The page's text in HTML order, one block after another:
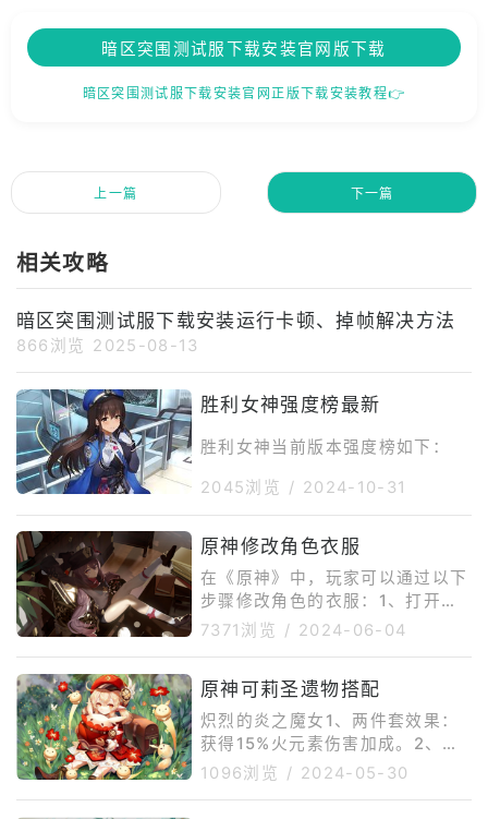
暗区突围测试服下载安装官网版下载
暗区突围测试服下载安装官网正版下载安装教程👉
上一篇 下一篇
相关攻略
暗区突围测试服下载安装运行卡顿、掉帧解决方法
866浏览 2025-08-13
胜利女神强度榜最新
胜利女神当前版本强度榜如下：
2045浏览 / 2024-10-31
原神修改角色衣服
在《原神》中，玩家可以通过以下
步骤修改角色的衣服：1、打开游
戏并登录到你的游戏账号。2、选
入角色详细属性查看列表。4、选
择你想要更换服装的角色，返回属
性详情页面。5、点击升级左边的
衣架图标，进入服装服饰页面。
6、选择你想要更换的服装后，点
击下方的替换即可更换成功。此
7371浏览 / 2024-06-04
原神可莉圣遗物搭配
炽烈的炎之魔女1、两件套效果：
获得15%火元素伤害加成。2、四
件套效果：超载、燃烧、烈绽放反
1096浏览 / 2024-05-30